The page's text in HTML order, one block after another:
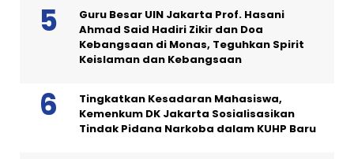
Guru Besar UIN Jakarta Prof. Hasani
Ahmad Said Hadiri Zikir dan Doa
Kebangsaan di Monas, Teguhkan Spirit
Keislaman dan Kebangsaan
Tingkatkan Kesadaran Mahasiswa,
Kemenkum DK Jakarta Sosialisasikan
Tindak Pidana Narkoba dalam KUHP Baru